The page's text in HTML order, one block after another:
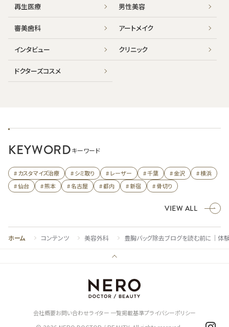
再生医療 男性美容
審美歯科 アートメイク
インタビュー クリニック
ドクターズコスメ
KEYWORDキーワード
# カスタマイズ治療 # シミ取り # レーザー # 千葉 # 金沢
# 横浜
# 仙台
# 熊本 # 名古屋 # 都内 # 新宿 # 骨切り
VIEW ALL
ホーム コンテンツ 美容外科 豊胸バッグ除去ブログを読む前に｜体
会社概要お問い合わせライター 一覧掲載基準プライバシーポリシー